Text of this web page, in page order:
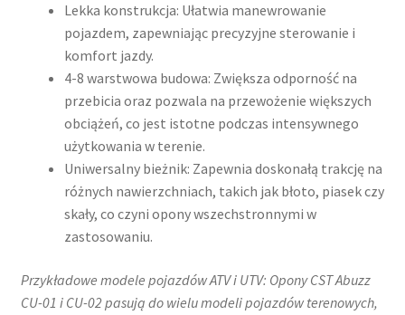
Lekka konstrukcja: Ułatwia manewrowanie
pojazdem, zapewniając precyzyjne sterowanie i
komfort jazdy.
4-8 warstwowa budowa: Zwiększa odporność na
przebicia oraz pozwala na przewożenie większych
obciążeń, co jest istotne podczas intensywnego
użytkowania w terenie.
Uniwersalny bieżnik: Zapewnia doskonałą trakcję na
różnych nawierzchniach, takich jak błoto, piasek czy
skały, co czyni opony wszechstronnymi w
zastosowaniu. ​
Przykładowe modele pojazdów ATV i UTV: Opony CST Abuzz
CU-01 i CU-02 pasują do wielu modeli pojazdów terenowych,